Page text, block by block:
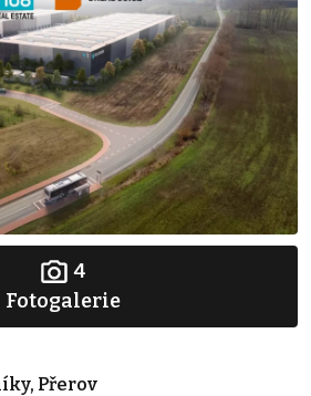
4
Fotogalerie
Přerov